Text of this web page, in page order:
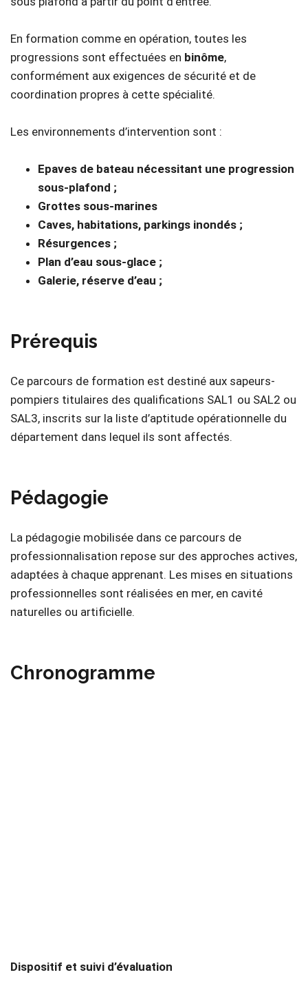
En formation comme en opération, toutes les
progressions sont effectuées en binôme,
conformément aux exigences de sécurité et de
coordination propres à cette spécialité.
Les environnements d’intervention sont :
Epaves de bateau nécessitant une progression
sous-plafond ;
Grottes sous-marines
Caves, habitations, parkings inondés ;
Résurgences ;
Plan d’eau sous-glace ;
Galerie, réserve d’eau ;
Prérequis
Ce parcours de formation est destiné aux sapeurs-
pompiers titulaires des qualifications SAL1 ou SAL2 ou
SAL3, inscrits sur la liste d’aptitude opérationnelle du
département dans lequel ils sont affectés.
Pédagogie
La pédagogie mobilisée dans ce parcours de
professionnalisation repose sur des approches actives,
adaptées à chaque apprenant. Les mises en situations
professionnelles sont réalisées en mer, en cavité
naturelles ou artificielle.
Chronogramme
Dispositif et suivi d’évaluation